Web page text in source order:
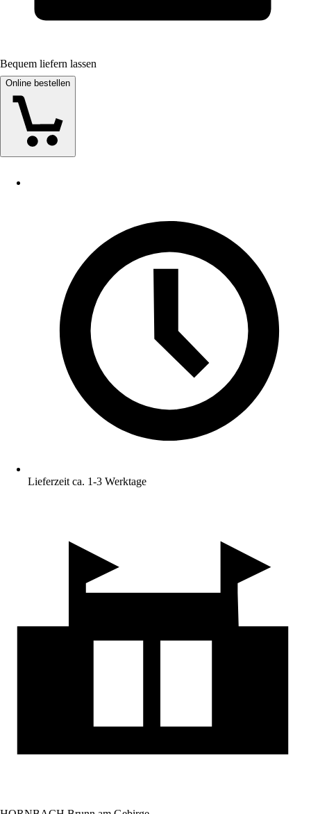
Bequem liefern lassen
Online bestellen
Lieferzeit ca. 1-3 Werktage